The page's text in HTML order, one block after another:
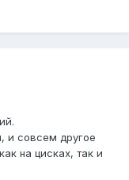
и совсем другое
на цисках, так и